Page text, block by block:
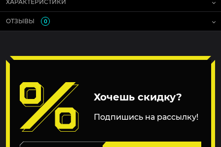
ХАРАКТЕРИСТИКИ
ОТЗЫВЫ 0
Хочешь скидку?
Подпишись на рассылку!